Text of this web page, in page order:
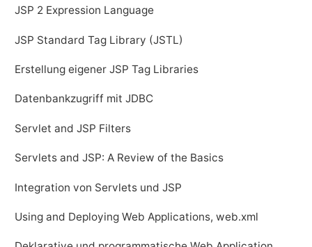
JSP 2 Expression Language
JSP Standard Tag Library (JSTL)
Erstellung eigener JSP Tag Libraries
Datenbankzugriff mit JDBC
Servlet and JSP Filters
Servlets and JSP: A Review of the Basics
Integration von Servlets und JSP
Using and Deploying Web Applications, web.xml